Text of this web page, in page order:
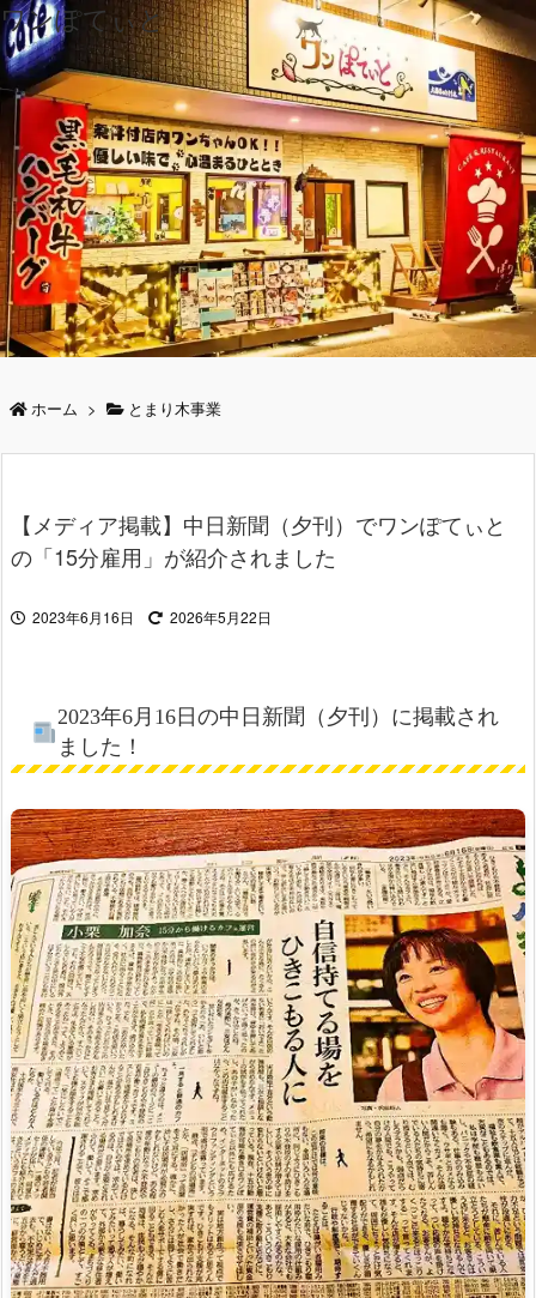
ワンぽてぃと
ホーム > とまり木事業
【メディア掲載】中日新聞（夕刊）でワンぽてぃと
の「15分雇用」が紹介されました
2023年6月16日 2026年5月22日
2023年6月16日の中日新聞（夕刊）に掲載され
ました！